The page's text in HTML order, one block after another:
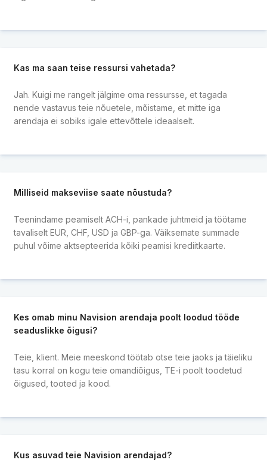
Kas ma saan teise ressursi vahetada?
Jah. Kuigi me rangelt jälgime oma ressursse, et tagada
nende vastavus teie nõuetele, mõistame, et mitte iga
arendaja ei sobiks igale ettevõttele ideaalselt.
Milliseid makseviise saate nõustuda?
Teenindame peamiselt ACH-i, pankade juhtmeid ja töötame
tavaliselt EUR, CHF, USD ja GBP-ga. Väiksemate summade
puhul võime aktsepteerida kõiki peamisi krediitkaarte.
Kes omab minu Navision arendaja poolt loodud tööde
seaduslikke õigusi?
Teie, klient. Meie meeskond töötab otse teie jaoks ja täieliku
tasu korral on kogu teie omandiõigus, TE-i poolt toodetud
õigused, tooted ja kood.
Kus asuvad teie Navision arendajad?